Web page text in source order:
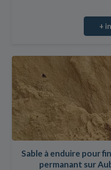
+
Sable à enduire pour
permanant sur